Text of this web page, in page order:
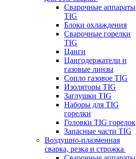
Сварочные аппараты
TIG
Блоки охлаждения
Сварочные горелки
TIG
Цанги
Цангодержатели и
газовые линзы
Сопло газовое TIG
Изоляторы TIG
Заглушки TIG
Наборы для TIG
горелки
Головки TIG горелок
Запасные части TIG
Воздушно-плазменная
сварка, резка и строжка